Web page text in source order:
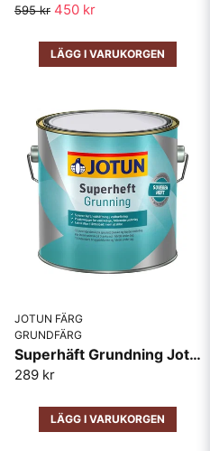
595 kr 450 kr
LÄGG I VARUKORGEN
JOTUN FÄRG
GRUNDFÄRG
Superhäft Grundning Jotun Vit
289 kr
LÄGG I VARUKORGEN